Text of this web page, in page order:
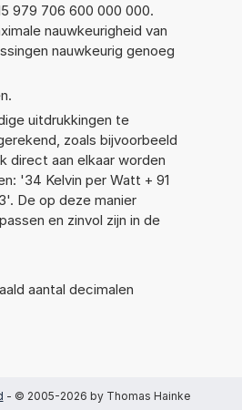
979 706 600 000 000.
nauwkeurigheid van
nauwkeurig genoeg
uitdrukkingen te
zoals bijvoorbeeld
direct aan elkaar worden
'34 Kelvin per Watt + 91
De op deze manier
en zinvol zijn in de
aantal decimalen
- © 2005-2026 by Thomas Hainke